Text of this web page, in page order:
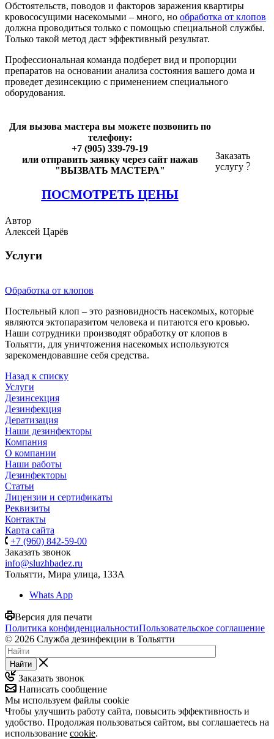
Обстоятельств, поводов и факторов заражения квартиры
кровососущими насекомыми – много, но обработка от клопов
должна проводиться только с помощью специальной службы.
Только такой метод даст эффективный результат.
Профессиональная команда подберет вид и пропорции
препаратов на основании анализа состояния вашего дома и
проведет дезинсекцию с применением специального
оборудования.
Для вызова мастера вы можете позвонить по
телефону:
+7 (905) 339-79-19
или отправить заявку через сайт нажав
"ВЫЗВАТЬ МАСТЕРА"
ПОСМОТРЕТЬ ЦЕНЫ
Заказать
услугу
Автор
Алексей Царёв
Услуги
Обработка от клопов
Постельный клоп – это разновидность насекомых, которые
являются эктопаразитом человека и питаются его кровью.
Наши сотрудники производят обработку от клопов в
Тольятти, для уничтожения насекомых используются
зарекомендовавшие себя средства.
Назад к списку
Услуги
Дезинсекция
Дезинфекция
Дератизация
Наши дезинфекторы
Компания
О компании
Наши работы
Дезинфекторы
Статьи
Лицензии и сертификаты
Реквизиты
Контакты
Карта сайта
+7 (960) 842-59-00
Заказать звонок
info@sluzhbadez.ru
Тольятти, Мира улица, 133А
Whats App
Версия для печати
Политика конфиденциальностиПользовательское соглашение
© 2026 Служба дезинфекции в Тольятти
Найти
Заказать звонок
Написать сообщение
Мы используем файлы cookie
Чтобы улучшить работу сайта, повысить эффективность и
удобство. Продолжая пользоваться сайтом, вы соглашаетесь на
использование cookie.